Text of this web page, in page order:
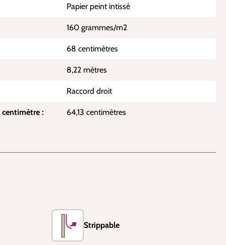
Papier peint intissé
160 grammes/m2
68 centimètres
8,22 mètres
Raccord droit
: 64,13 centimètres
Strippable